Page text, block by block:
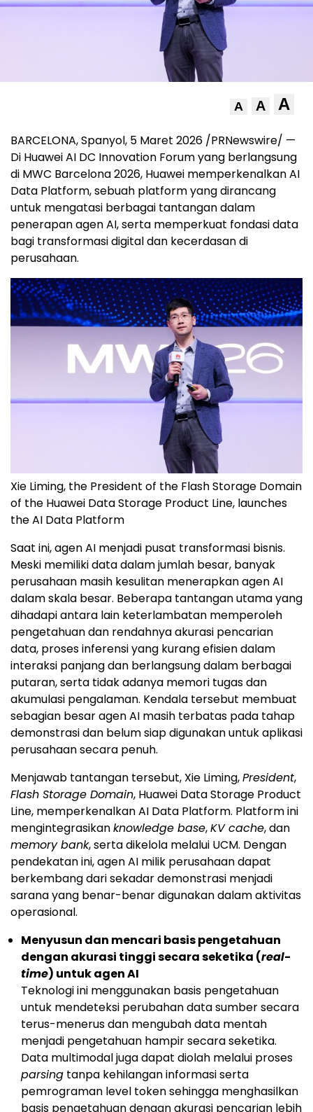
A A A
BARCELONA, Spanyol, 5 Maret 2026 /PRNewswire/ —
Di Huawei AI DC Innovation Forum yang berlangsung
di MWC Barcelona 2026, Huawei memperkenalkan AI
Data Platform, sebuah platform yang dirancang
untuk mengatasi berbagai tantangan dalam
penerapan agen AI, serta memperkuat fondasi data
bagi transformasi digital dan kecerdasan di
perusahaan.
Xie Liming, the President of the Flash Storage Domain
of the Huawei Data Storage Product Line, launches
the AI Data Platform
Saat ini, agen AI menjadi pusat transformasi bisnis.
Meski memiliki data dalam jumlah besar, banyak
perusahaan masih kesulitan menerapkan agen AI
dalam skala besar. Beberapa tantangan utama yang
dihadapi antara lain keterlambatan memperoleh
pengetahuan dan rendahnya akurasi pencarian
data, proses inferensi yang kurang efisien dalam
interaksi panjang dan berlangsung dalam berbagai
putaran, serta tidak adanya memori tugas dan
akumulasi pengalaman. Kendala tersebut membuat
sebagian besar agen AI masih terbatas pada tahap
demonstrasi dan belum siap digunakan untuk aplikasi
perusahaan secara penuh.
Menjawab tantangan tersebut, Xie Liming,President,
Flash Storage Domain, Huawei Data Storage Product
Line, memperkenalkan AI Data Platform. Platform ini
mengintegrasikanknowledge base,KV cache, dan
memory bank, serta dikelola melalui UCM. Dengan
pendekatan ini, agen AI milik perusahaan dapat
berkembang dari sekadar demonstrasi menjadi
sarana yang benar-benar digunakan dalam aktivitas
operasional.
Menyusun dan mencari basis pengetahuan
dengan akurasi tinggi secara seketika (real-
time) untuk agen AI
Teknologi ini menggunakan basis pengetahuan
untuk mendeteksi perubahan data sumber secara
terus-menerus dan mengubah data mentah
menjadi pengetahuan hampir secara seketika.
Data multimodal juga dapat diolah melalui proses
parsing tanpa kehilangan informasi serta
pemrograman level token sehingga menghasilkan
basis pengetahuan dengan akurasi pencarian lebih